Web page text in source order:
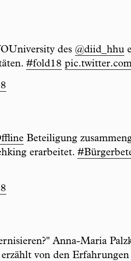
des @diid_hhu
#fold18
Beteiligung
erarbeitet.
Anna-Maria
von den